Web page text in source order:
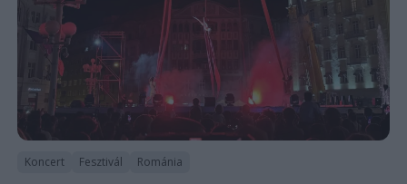
Koncert Fesztivál Románia